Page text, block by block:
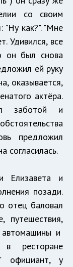
со своим
"Ну как?". "Мне
Удивился, все
был снова
ей руку
оказывается,
актёра.
заботой и
предложил
согласилась.
Елизавета и
позади.
отец баловал
и
ресторане
официант, у